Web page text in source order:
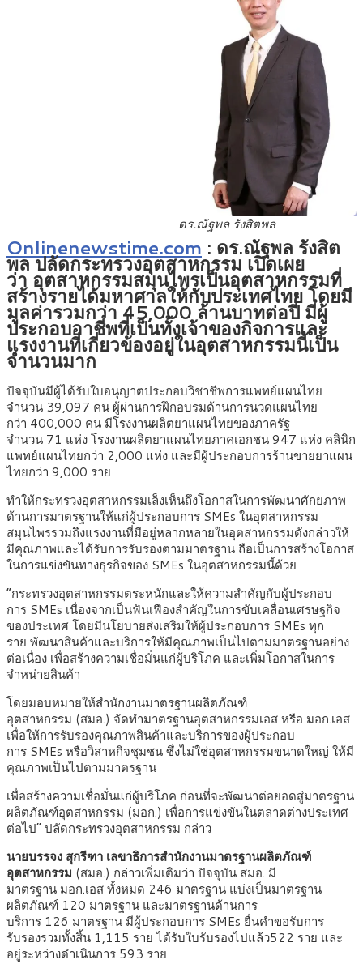
ดร.ณัฐพล รังสิตพล
Onlinenewstime.com : ดร.ณัฐพล รังสิต
พล ปลัดกระทรวงอุตสาหกรรม เปิดเผย
ว่า อุตสาหกรรมสมุนไพรเป็นอุตสาหกรรมที่
สร้างรายได้มหาศาลให้กับประเทศไทย โดยมี
มูลค่ารวมกว่า 45,000 ล้านบาทต่อปี มีผู้
ประกอบอาชีพที่เป็นทั้งเจ้าของกิจการและ
แรงงานที่เกี่ยวข้องอยู่ในอุตสาหกรรมนี้เป็น
จำนวนมาก
ปัจจุบันมีผู้ได้รับใบอนุญาตประกอบวิชาชีพการแพทย์แผนไทย
จำนวน 39,097 คน ผู้ผ่านการฝึกอบรมด้านการนวดแผนไทย
กว่า 400,000 คน มีโรงงานผลิตยาแผนไทยของภาครัฐ
จำนวน 71 แห่ง โรงงานผลิตยาแผนไทยภาคเอกชน 947 แห่ง คลินิก
แพทย์แผนไทยกว่า 2,000 แห่ง และมีผู้ประกอบการร้านขายยาแผน
ไทยกว่า 9,000 ราย
ทำให้กระทรวงอุตสาหกรรมเล็งเห็นถึงโอกาสในการพัฒนาศักยภาพ
ด้านการมาตรฐานให้แก่ผู้ประกอบการ SMEs ในอุตสาหกรรม
สมุนไพรรวมถึงแรงงานที่มีอยู่หลากหลายในอุตสาหกรรมดังกล่าวให้
มีคุณภาพและได้รับการรับรองตามมาตรฐาน ถือเป็นการสร้างโอกาส
ในการแข่งขันทางธุรกิจของ SMEs ในอุตสาหกรรมนี้ด้วย
“กระทรวงอุตสาหกรรมตระหนักและให้ความสำคัญกับผู้ประกอบ
การ SMEs เนื่องจากเป็นฟันเฟืองสำคัญในการขับเคลื่อนเศรษฐกิจ
ของประเทศ โดยมีนโยบายส่งเสริมให้ผู้ประกอบการ SMEs ทุก
ราย พัฒนาสินค้าและบริการให้มีคุณภาพเป็นไปตามมาตรฐานอย่าง
ต่อเนื่อง เพื่อสร้างความเชื่อมั่นแก่ผู้บริโภค และเพิ่มโอกาสในการ
จำหน่ายสินค้า
โดยมอบหมายให้สำนักงานมาตรฐานผลิตภัณฑ์
อุตสาหกรรม (สมอ.) จัดทำมาตรฐานอุตสาหกรรมเอส หรือ มอก.เอส
เพื่อให้การรับรองคุณภาพสินค้าและบริการของผู้ประกอบ
การ SMEs หรือวิสาหกิจชุมชน ซึ่งไม่ใช่อุตสาหกรรมขนาดใหญ่ ให้มี
คุณภาพเป็นไปตามมาตรฐาน
เพื่อสร้างความเชื่อมั่นแก่ผู้บริโภค ก่อนที่จะพัฒนาต่อยอดสู่มาตรฐาน
ผลิตภัณฑ์อุตสาหกรรม (มอก.) เพื่อการแข่งขันในตลาดต่างประเทศ
ต่อไป” ปลัดกระทรวงอุตสาหกรรม กล่าว
นายบรรจง สุกรีฑา เลขาธิการสำนักงานมาตรฐานผลิตภัณฑ์
อุตสาหกรรม (สมอ.) กล่าวเพิ่มเติมว่า ปัจจุบัน สมอ. มี
มาตรฐาน มอก.เอส ทั้งหมด 246 มาตรฐาน แบ่งเป็นมาตรฐาน
ผลิตภัณฑ์ 120 มาตรฐาน และมาตรฐานด้านการ
บริการ 126 มาตรฐาน มีผู้ประกอบการ SMEs ยื่นคำขอรับการ
รับรองรวมทั้งสิ้น 1,115 ราย ได้รับใบรับรองไปแล้ว522 ราย และ
อยู่ระหว่างดำเนินการ 593 ราย